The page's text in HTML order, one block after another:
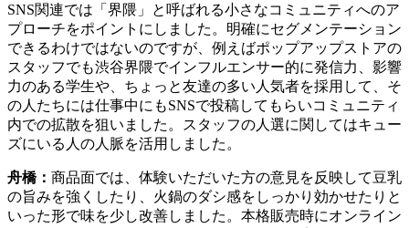
SNS関連では「界隈」と呼ばれる小さなコミュニティへのア
プローチをポイントにしました。明確にセグメンテーション
できるわけではないのですが、例えばポップアップストアの
スタッフでも渋谷界隈でインフルエンサー的に発信力、影響
力のある学生や、ちょっと友達の多い人気者を採用して、そ
の人たちには仕事中にもSNSで投稿してもらいコミュニティ
内での拡散を狙いました。スタッフの人選に関してはキュー
ズにいる人の人脈を活用しました。
舟橋： 商品面では、体験いただいた方の意見を反映して豆乳
の旨みを強くしたり、火鍋のダシ感をしっかり効かせたりと
いった形で味を少し改善しました。本格販売時にオンライン